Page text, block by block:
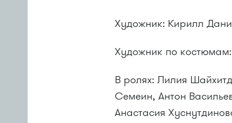
Художник: Кирилл
Художник по
В ролях: Лилия
Семеин, Антон
Анастасия